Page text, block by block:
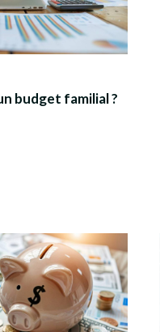
budget familial ?